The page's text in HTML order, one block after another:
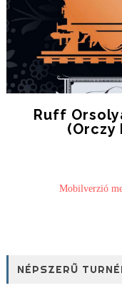
Ruff
(Orczy
Mobilverzió
NÉPSZERŰ